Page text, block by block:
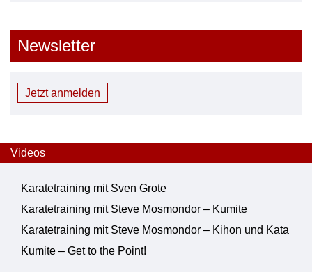
Newsletter
Jetzt anmelden
Videos
Karatetraining mit Sven Grote
Karatetraining mit Steve Mosmondor – Kumite
Karatetraining mit Steve Mosmondor – Kihon und Kata
Kumite – Get to the Point!